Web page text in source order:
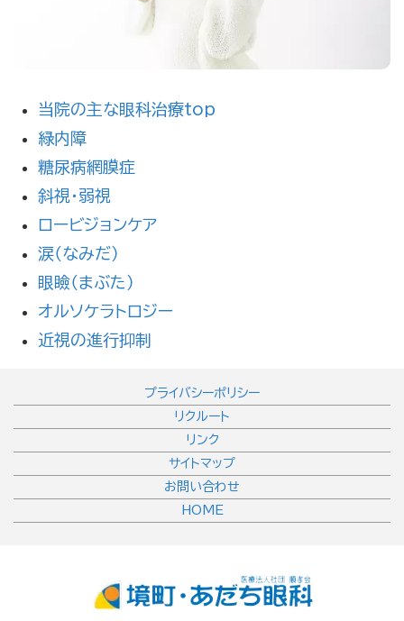
当院の主な眼科治療top
緑内障
糖尿病網膜症
斜視・弱視
ロービジョンケア
涙（なみだ）
眼瞼（まぶた）
オルソケラトロジー
近視の進行抑制
プライバシーポリシー
リクルート
リンク
サイトマップ
お問い合わせ
HOME